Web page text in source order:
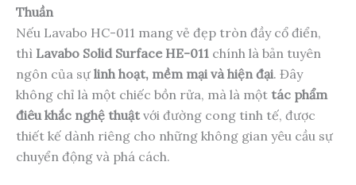
Thuần
Nếu Lavabo HC-011 mang vẻ đẹp tròn đầy cổ điển,
thì Lavabo Solid Surface HE-011 chính là bản tuyên
ngôn của sự linh hoạt, mềm mại và hiện đại. Đây
không chỉ là một chiếc bồn rửa, mà là một tác phẩm
điêu khắc nghệ thuậtvới đường cong tinh tế, được
thiết kế dành riêng cho những không gian yêu cầu sự
chuyển động và phá cách.